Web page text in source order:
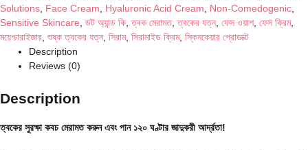
Solutions Face Cream Hyaluronic Acid Cream Non-Comedogenic
Sensitive Skincare ডট অ্যান্ড কি ,ত্বক মেরামত,ত্বকের যত্ন, ফেস ওয়াশ, ফেস ক্রিম,
ময়েশ্চারাইজার শুষ্ক ত্বকের যত্ন, সিরাম, সিরামাইড ক্রিম, স্কিনকেয়ার প্রোডাক্ট
Description
Reviews (0)
Description
ত্বকের সুরক্ষা কবচ মেরামত করুন এবং পান ১২০ ঘণ্টার জাদুকরী আর্দ্রতা!